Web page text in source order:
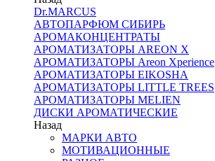
Dr.MARCUS
АВТОПАРФЮМ СИБИРЬ
АРОМАКОНЦЕНТРАТЫ
АРОМАТИЗАТОРЫ AREON X
АРОМАТИЗАТОРЫ Areon Xperience
АРОМАТИЗАТОРЫ EIKOSHA
АРОМАТИЗАТОРЫ LITTLE TREES
АРОМАТИЗАТОРЫ MELIEN
ДИСКИ АРОМАТИЧЕСКИЕ
Назад
МАРКИ АВТО
МОТИВАЦИОННЫЕ